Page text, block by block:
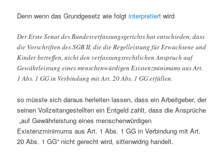
Denn wenn das Grundgesetz wie folgtinterpretiertwird
Der Erste Senat des Bundesverfassungsgerichts hat entschieden, dass
die Vorschriften des SGB II, die die Regelleistung für Erwachsene und
Kinder betreffen, nicht den verfassungsrechtlichen Anspruch auf
Gewährleistung eines menschenwürdigen Existenzminimums aus Art.
1 Abs. 1 GG in Verbindung mit Art. 20 Abs. 1 GG erfüllen.
so müsste sich daraus herleiten lassen, dass ein Arbeitgeber, der
seinen Vollzeitangestellten ein Entgeld zahlt, dass die Ansprüche
„auf Gewährleistung eines menschenwürdigen
Existenzminimums aus Art. 1 Abs. 1 GG in Verbindung mit Art.
20 Abs. 1 GG“ nicht gerecht wird, sittenwidrig handelt.